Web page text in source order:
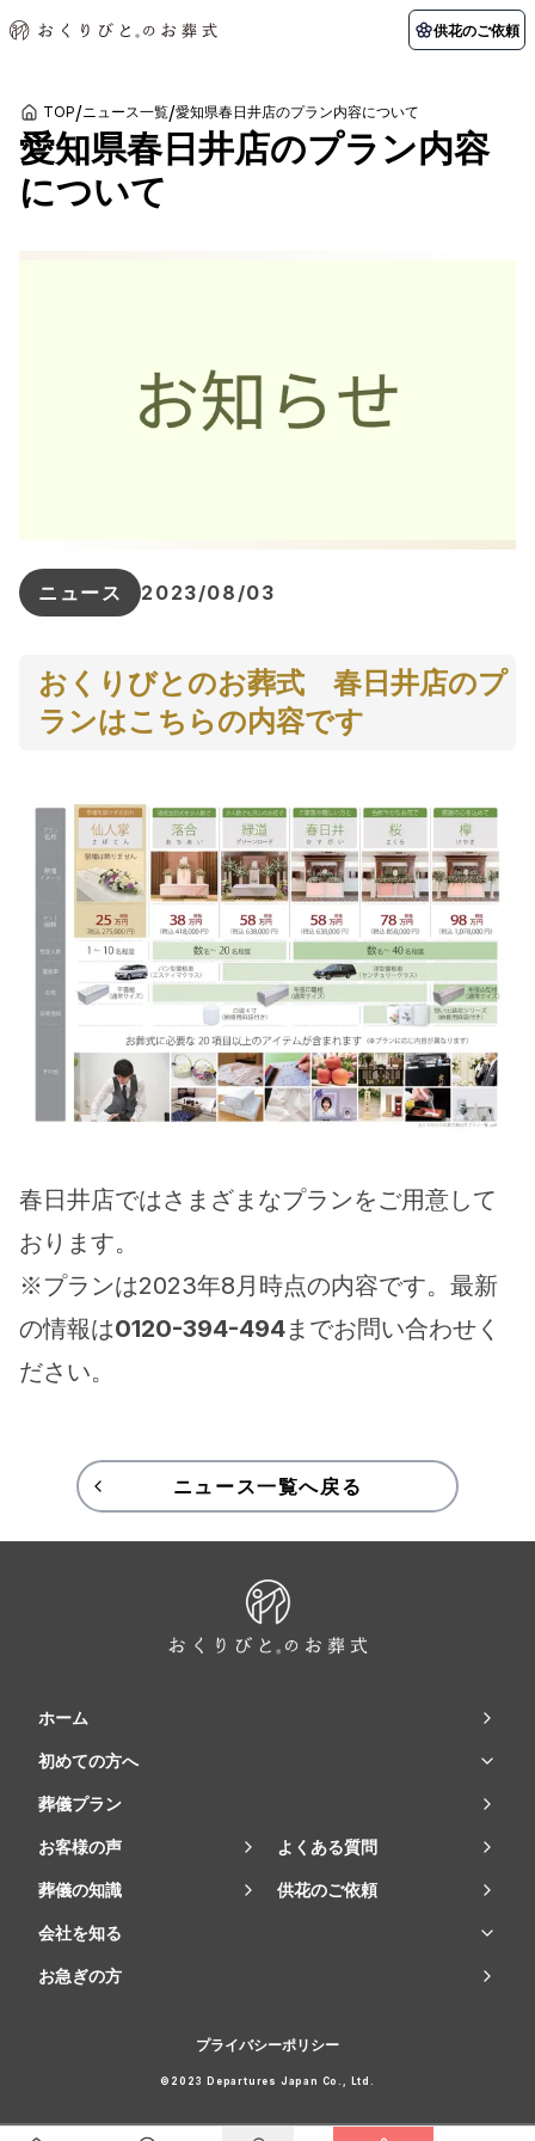
供花のご依頼
初めての方へ
初めての方へ
採用情報
関東エリア
函館市
お客様の声
ご葬儀事例
葬儀の知識
葬儀の知識
TOP/ニュース一覧/愛知県春日井店のプラン内容について
愛知県春日井店のプラン内容
について
ニュース 2023/08/03
おくりびとのお葬式　春日井店のプ
ランはこちらの内容です
春日井店ではさまざまなプランをご用意して
おります。
※プランは2023年8月時点の内容です。最新
の情報は0120-394-494までお問い合わせく
ださい。
ニュース一覧へ戻る
ホーム
初めての方へ
葬儀プラン
お客様の声 よくある質問
葬儀の知識 供花のご依頼
会社を知る
お急ぎの方
プライバシーポリシー
©2023 Departures Japan Co., Ltd.